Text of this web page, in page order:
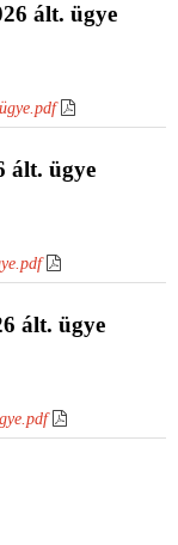
ált. ügye
ált. ügye
ált. ügye